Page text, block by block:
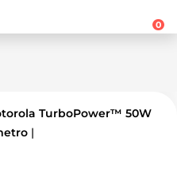
0
TurboPower™ 50W